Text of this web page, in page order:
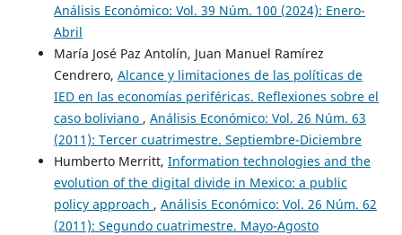
Análisis Económico: Vol. 39 Núm. 100 (2024): Enero-
Abril
María José Paz Antolín, Juan Manuel Ramírez
Cendrero, Alcance y limitaciones de las políticas de
IED en las economías periféricas. Ref͏lexiones sobre el
caso boliviano , Análisis Económico: Vol. 26 Núm. 63
(2011): Tercer cuatrimestre. Septiembre-Diciembre
Humberto Merritt, Information technologies and the
evolution of the digital divide in Mexico: a public
policy approach , Análisis Económico: Vol. 26 Núm. 62
(2011): Segundo cuatrimestre. Mayo-Agosto